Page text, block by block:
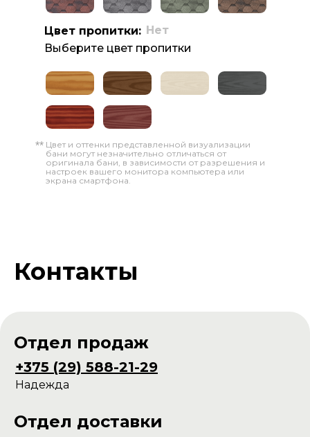
**
Нет
Цвет пропитки:
Цвет и оттенки представленной визуализации
бани могут незначительно отличаться от
оригинала бани, в зависимости от разрешения и
настроек вашего монитора компьютера или
экрана смартфона.
Выберите цвет пропитки
Контакты
Отдел продаж
Надежда
Отдел доставки
+375 (29) 588-21-29